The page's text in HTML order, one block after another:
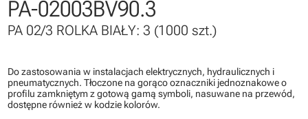
PA-02003BV90.3
PA 02/3 ROLKA BIAŁY: 3 (1000 szt.)
Do zastosowania w instalacjach elektrycznych, hydraulicznych i
pneumatycznych. Tłoczone na gorąco oznaczniki jednoznakowe o
profilu zamkniętym z gotową gamą symboli, nasuwane na przewód,
dostępne również w kodzie kolorów.